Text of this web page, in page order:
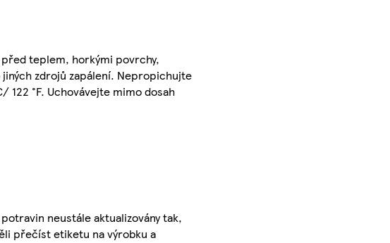
teplem, horkými povrchy,
zdrojů zapálení. Nepropichujte
°F. Uchovávejte mimo dosah
neustále aktualizovány tak,
přečíst etiketu na výrobku a